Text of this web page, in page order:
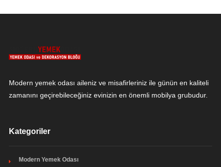
Modern yemek odası aileniz ve misafirleriniz ile günün en kaliteli
zamanını geçirebileceğiniz evinizin en önemli mobilya grubudur.
Kategoriler
Modern Yemek Odası